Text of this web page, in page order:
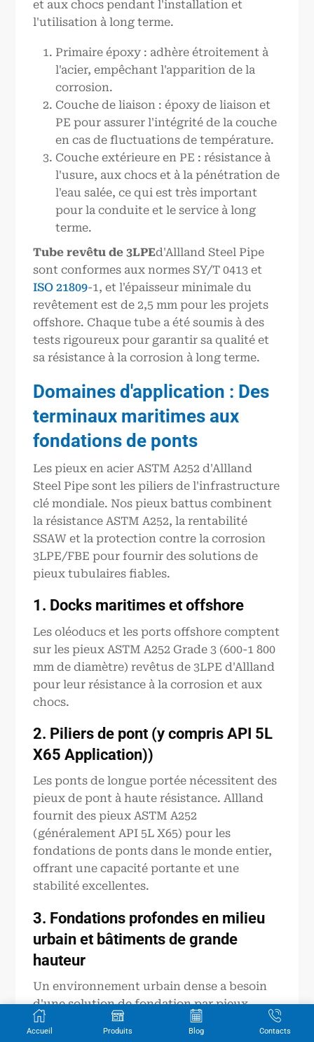
et aux chocs pendant l'installation et
l'utilisation à long terme.
Primaire époxy : adhère étroitement à
l'acier, empêchant l'apparition de la
corrosion.
Couche de liaison : époxy de liaison et
PE pour assurer l'intégrité de la couche
en cas de fluctuations de température.
Couche extérieure en PE : résistance à
l'usure, aux chocs et à la pénétration de
l'eau salée, ce qui est très important
pour la conduite et le service à long
terme.
Tube revêtu de 3LPEd'Allland Steel Pipe
sont conformes aux normes SY/T 0413 et
ISO 21809-1, et l'épaisseur minimale du
revêtement est de 2,5 mm pour les projets
offshore. Chaque tube a été soumis à des
tests rigoureux pour garantir sa qualité et
sa résistance à la corrosion à long terme.
Domaines d'application : Des
terminaux maritimes aux
fondations de ponts
Les pieux en acier ASTM A252 d'Allland
Steel Pipe sont les piliers de l'infrastructure
clé mondiale. Nos pieux battus combinent
la résistance ASTM A252, la rentabilité
SSAW et la protection contre la corrosion
3LPE/FBE pour fournir des solutions de
pieux tubulaires fiables.
1. Docks maritimes et offshore
Les oléoducs et les ports offshore comptent
sur les pieux ASTM A252 Grade 3 (600-1 800
mm de diamètre) revêtus de 3LPE d'Allland
pour leur résistance à la corrosion et aux
chocs.
2. Piliers de pont (y compris API 5L
X65 Application))
Les ponts de longue portée nécessitent des
pieux de pont à haute résistance. Allland
fournit des pieux ASTM A252
(généralement API 5L X65) pour les
fondations de ponts dans le monde entier,
offrant une capacité portante et une
stabilité excellentes.
3. Fondations profondes en milieu
urbain et bâtiments de grande
hauteur
Un environnement urbain dense a besoin
d'une solution de fondation par pieux
tubulaires qui pénètre le sol en profondeur
et supporte des structures de grande
Accueil Produits Blog Contacts